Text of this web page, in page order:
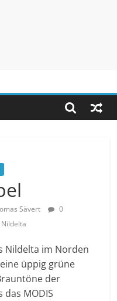
Sävert
0
Nildelta
Nildelta im Norden
üppig grüne
der
MODIS